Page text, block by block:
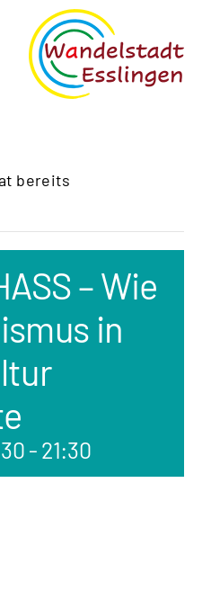
bereits
– Wie
in
- 21:30